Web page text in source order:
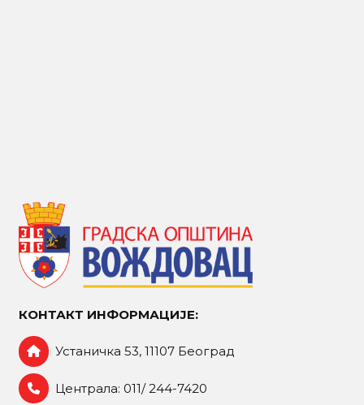
КОНТАКТ ИНФОРМАЦИЈЕ:
Устаничка 53, 11107 Београд
Централа: 011/ 244-7420